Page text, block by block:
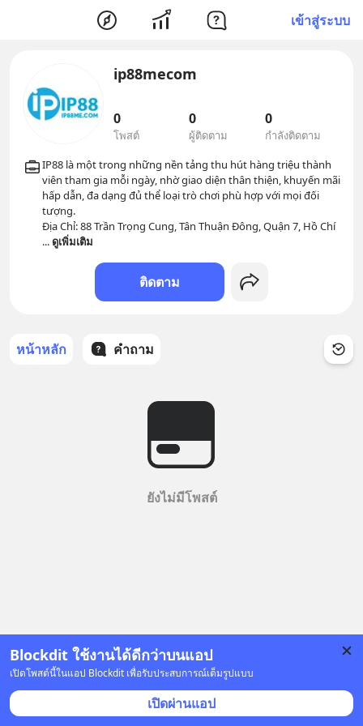
เข้าสู่ระบบ
Blockdit ใช้งานได้ดีกว่าบนแอป
เปิดโพสต์นี้ในแอป Blockdit เพื่อรับประสบการณ์เต็มรูปแบบ
เปิดผ่านแอป
ip88mecom
0
โพสต์
0
ผู้ติดตาม
0
กำลังติดตาม
IP88 là một trong những nền tảng thu hút hàng triệu thành
viên tham gia mỗi ngày, nhờ giao diện thân thiện, khuyến mãi
hấp dẫn, đa dạng đủ thể loại trò chơi phù hợp với mọi đối
tượng.
Địa Chỉ: 88 Trần Trọng Cung, Tân Thuận Đông, Quận 7, Hồ Chí
... ดูเพิ่มเติม
ติดตาม
หน้าหลัก คำถาม
ยังไม่มีโพสต์